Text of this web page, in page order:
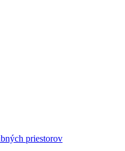
priestorov